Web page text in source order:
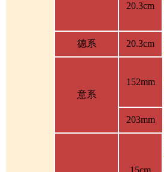
20.3cm
德系 20.3cm
意系
152mm
203mm